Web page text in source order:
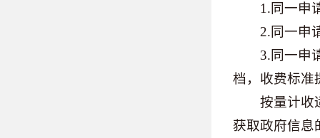
1.同一申请
2.同一申请
3.同一申请
档，收费标准
按量计收适
获取政府信息